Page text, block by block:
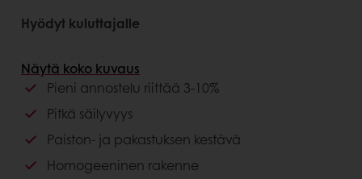
Hyödyt kuluttajalle
Luonnollinen maku
Hyödyt asiakkaalle
Erinomainen makuprofiili
Pieni annostelu
Näytä koko kuvaus
Pieni annostelu riittää 3-10%
Pitkä säilyvyys
Paiston- ja pakastuksen kestävä
Homogeeninen rakenne